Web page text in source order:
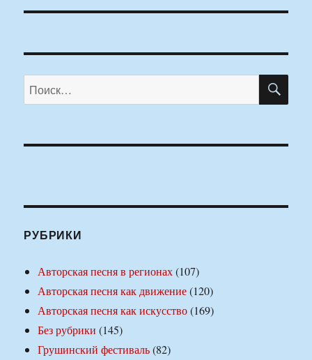
Искать:
РУБРИКИ
Авторская песня в регионах(107)
Авторская песня как движение(120)
Авторская песня как искусство(169)
Без рубрики (145)
Грушинский фестиваль(82)